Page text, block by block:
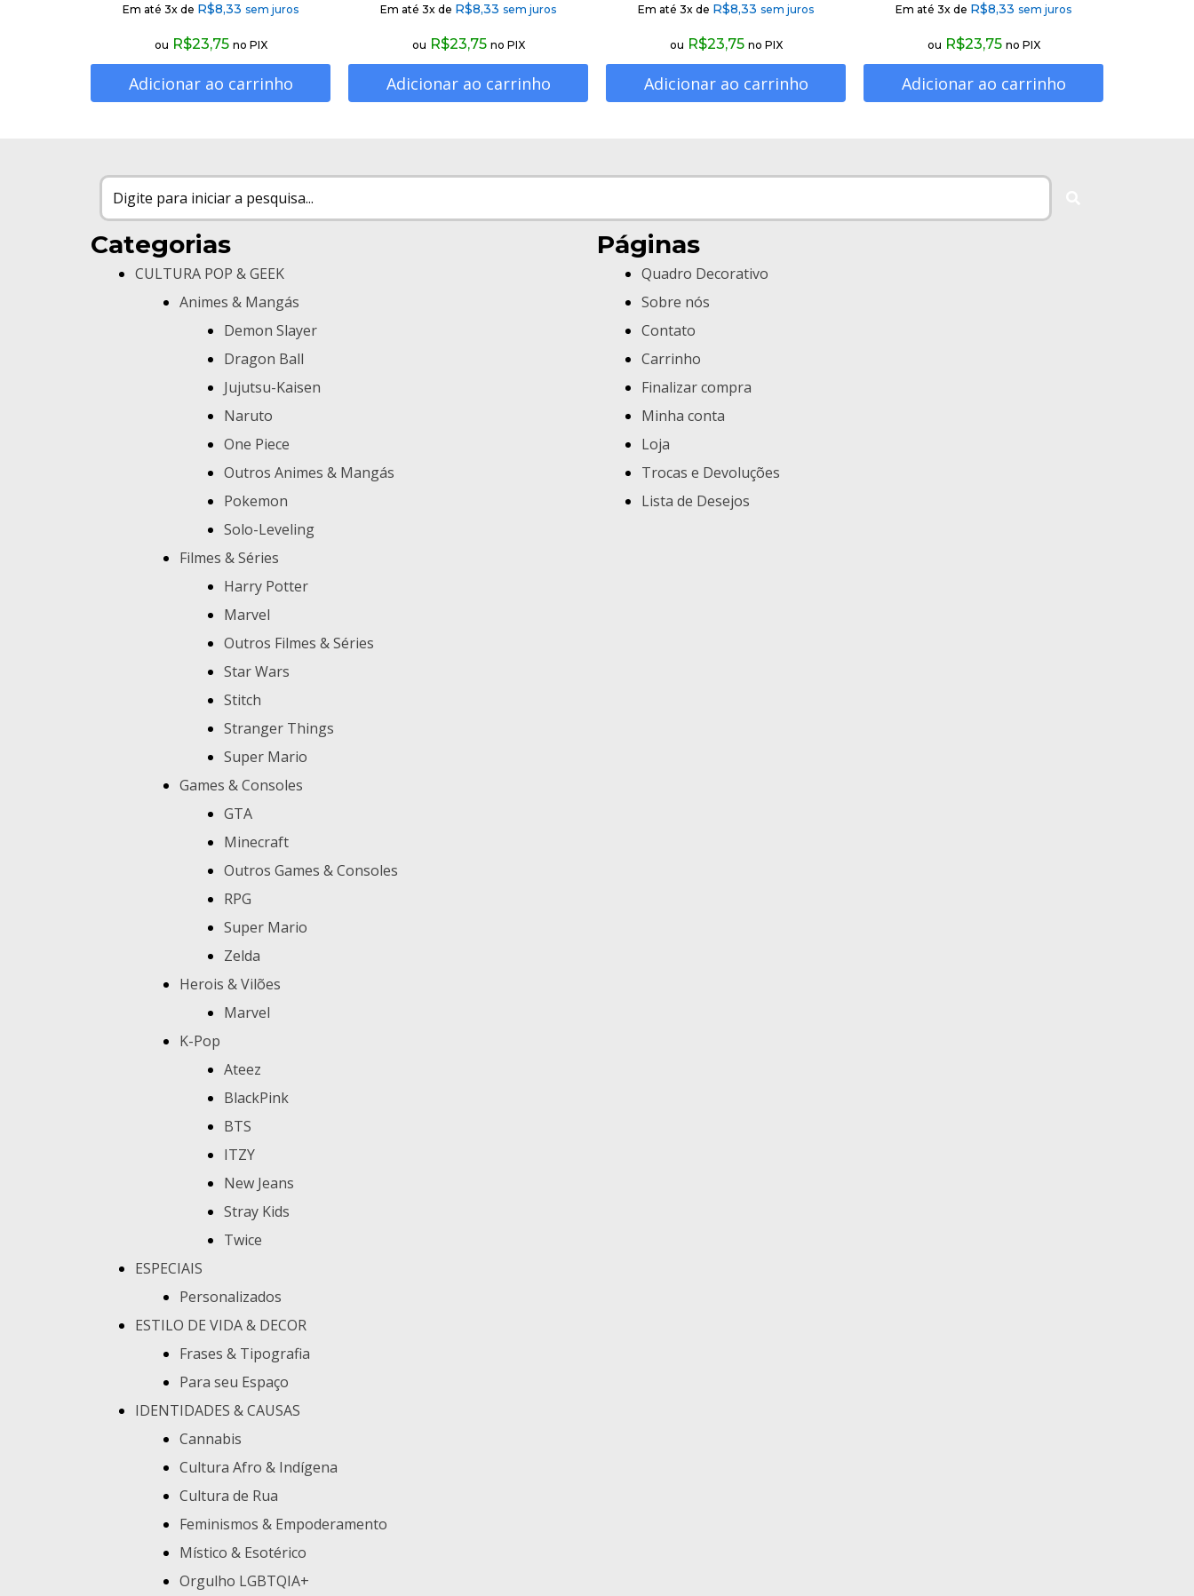
Em até 3x de R$8,33 sem juros
ou R$23,75 no PIX
Adicionar ao carrinho
Em até 3x de R$8,33 sem juros
ou R$23,75 no PIX
Adicionar ao carrinho
Em até 3x de R$8,33 sem juros
ou R$23,75 no PIX
Adicionar ao carrinho
Em até 3x de R$8,33 sem juros
ou R$23,75 no PIX
Adicionar ao carrinho
Categorias
CULTURA POP & GEEK
Animes & Mangás
Demon Slayer
Dragon Ball
Jujutsu-Kaisen
Naruto
One Piece
Outros Animes & Mangás
Pokemon
Solo-Leveling
Filmes & Séries
Harry Potter
Marvel
Outros Filmes & Séries
Star Wars
Stitch
Stranger Things
Super Mario
Games & Consoles
GTA
Minecraft
Outros Games & Consoles
RPG
Super Mario
Zelda
Herois & Vilões
Marvel
K-Pop
Ateez
BlackPink
BTS
ITZY
New Jeans
Stray Kids
Twice
ESPECIAIS
Personalizados
ESTILO DE VIDA & DECOR
Frases & Tipografia
Para seu Espaço
IDENTIDADES & CAUSAS
Cannabis
Cultura Afro & Indígena
Cultura de Rua
Feminismos & Empoderamento
Místico & Esotérico
Orgulho LGBTQIA+
Páginas
Quadro Decorativo
Sobre nós
Contato
Carrinho
Finalizar compra
Minha conta
Loja
Trocas e Devoluções
Lista de Desejos